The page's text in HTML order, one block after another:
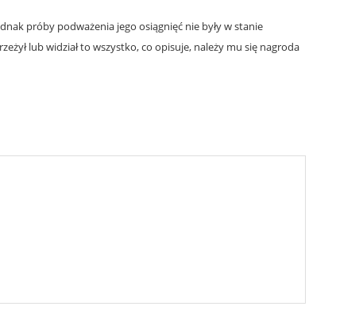
próby podważenia jego osiągnięć nie były w stanie
lub widział to wszystko, co opisuje, należy mu się nagroda